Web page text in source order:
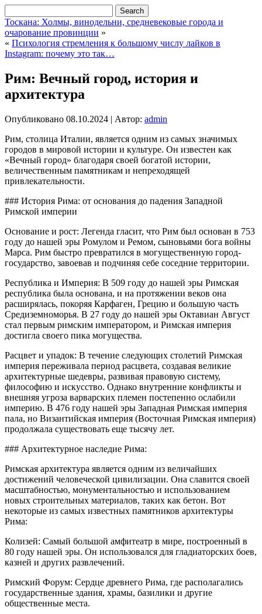
Тоскана: Холмы, винодельни, средневековые города и
очарование провинции »
« Психология стремления к большому числу лайков в
Instagram: почему это так…
Рим: Вечный город, история и
архитектура
Опубликовано 08.10.2024 | Автор: admin
Рим, столица Италии, является одним из самых значимых
городов в мировой истории и культуре. Он известен как
«Вечный город» благодаря своей богатой истории,
величественным памятникам и непреходящей
привлекательности.
### История Рима: от основания до падения Западной
Римской империи
Основание и рост: Легенда гласит, что Рим был основан в 753
году до нашей эры Ромулом и Ремом, сыновьями бога войны
Марса. Рим быстро превратился в могущественную город-
государство, завоевав и подчиняя себе соседние территории.
Республика и Империя: В 509 году до нашей эры Римская
республика была основана, и на протяжении веков она
расширялась, покоряя Карфаген, Грецию и большую часть
Средиземноморья. В 27 году до нашей эры Октавиан Август
стал первым римским императором, и Римская империя
достигла своего пика могущества.
Расцвет и упадок: В течение следующих столетий Римская
империя переживала период расцвета, создавая великие
архитектурные шедевры, развивая правовую систему,
философию и искусство. Однако внутренние конфликты и
внешняя угроза варварских племен постепенно ослабили
империю. В 476 году нашей эры Западная Римская империя
пала, но Византийская империя (Восточная Римская империя)
продолжала существовать еще тысячу лет.
### Архитектурное наследие Рима:
Римская архитектура является одним из величайших
достижений человеческой цивилизации. Она славится своей
масштабностью, монументальностью и использованием
новых строительных материалов, таких как бетон. Вот
некоторые из самых известных памятников архитектуры
Рима:
Колизей: Самый большой амфитеатр в мире, построенный в
80 году нашей эры. Он использовался для гладиаторских боев,
казней и других развлечений.
Римский Форум: Сердце древнего Рима, где располагались
государственные здания, храмы, базилики и другие
общественные места.